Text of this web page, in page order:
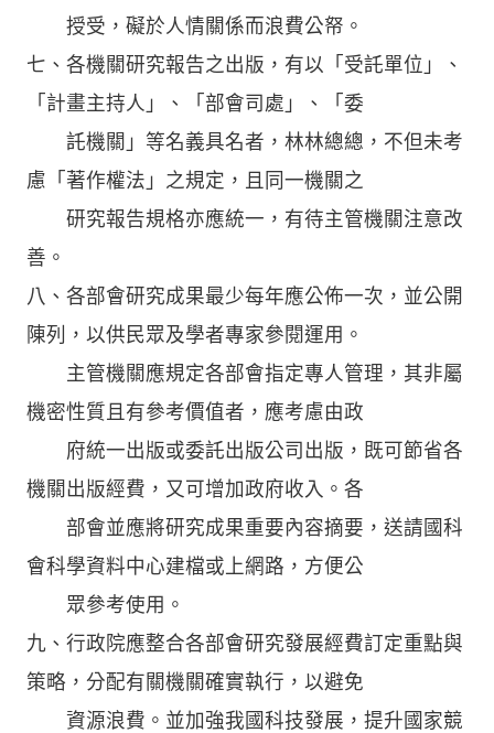
授受，礙於人情關係而浪費公帑。
七、各機關研究報告之出版，有以「受託單位」、
「計畫主持人」、「部會司處」、「委
託機關」等名義具名者，林林總總，不但未考
慮「著作權法」之規定，且同一機關之
研究報告規格亦應統一，有待主管機關注意改
善。
八、各部會研究成果最少每年應公佈一次，並公開
陳列，以供民眾及學者專家參閱運用。
主管機關應規定各部會指定專人管理，其非屬
機密性質且有參考價值者，應考慮由政
府統一出版或委託出版公司出版，既可節省各
機關出版經費，又可增加政府收入。各
部會並應將研究成果重要內容摘要，送請國科
會科學資料中心建檔或上網路，方便公
眾參考使用。
九、行政院應整合各部會研究發展經費訂定重點與
策略，分配有關機關確實執行，以避免
資源浪費。並加強我國科技發展，提升國家競